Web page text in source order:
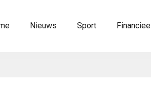
Nieuws Sport Financieel